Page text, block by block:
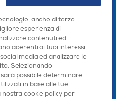
anche di terze
esperienza di
contenuti ed
aderenti ai tuoi interessi,
media ed analizzare le
Selezionando
sarà possibile determinare
in base alle tue
cookie policy per